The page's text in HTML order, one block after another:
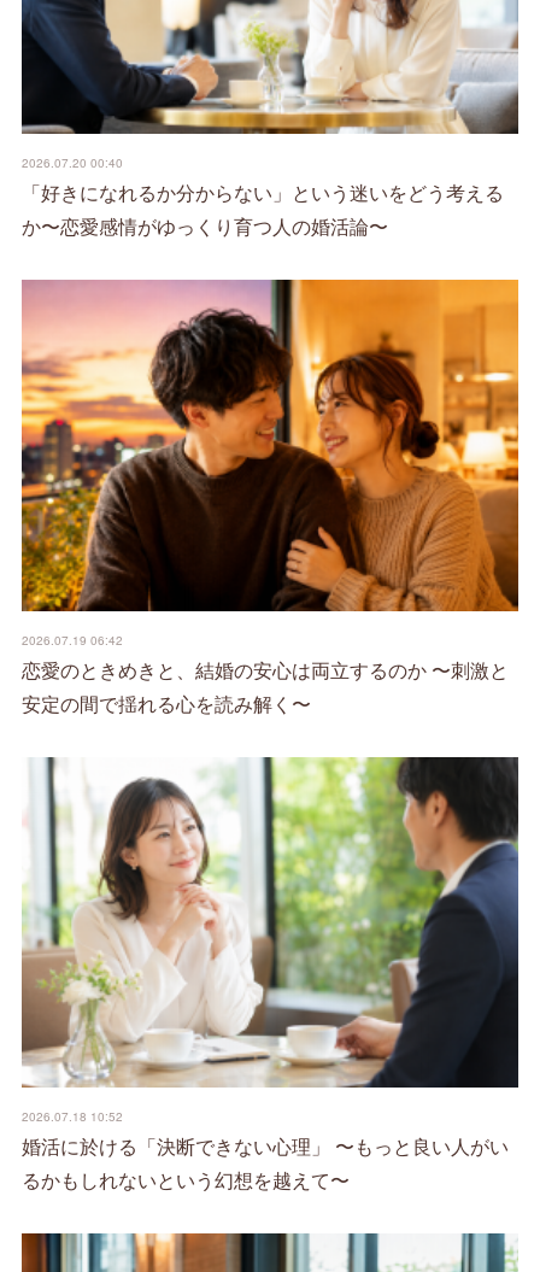
2026.07.20 00:40
「好きになれるか分からない」という迷いをどう考える
か〜恋愛感情がゆっくり育つ人の婚活論〜
2026.07.19 06:42
恋愛のときめきと、結婚の安心は両立するのか 〜刺激と
安定の間で揺れる心を読み解く〜
2026.07.18 10:52
婚活に於ける「決断できない心理」 〜もっと良い人がい
るかもしれないという幻想を越えて〜